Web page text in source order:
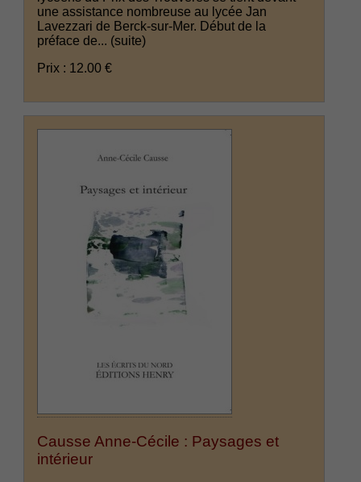
une assistance nombreuse au lycée Jan
Lavezzari de Berck-sur-Mer. Début de la
préface de... (suite)
Prix : 12.00 €
Causse Anne-Cécile : Paysages et
intérieur